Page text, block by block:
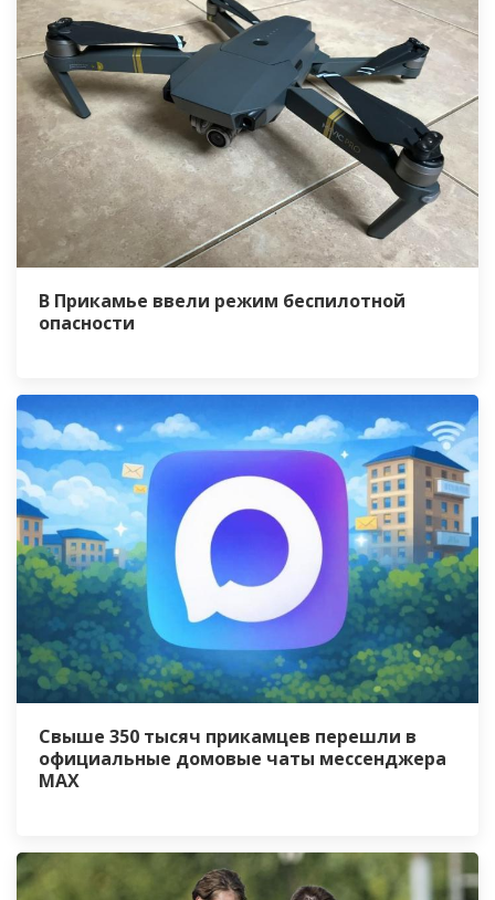
В Прикамье ввели режим беспилотной
опасности
Свыше 350 тысяч прикамцев перешли в
официальные домовые чаты мессенджера
MАХ